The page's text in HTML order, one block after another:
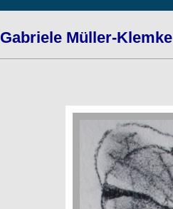
Gabriele Müller-